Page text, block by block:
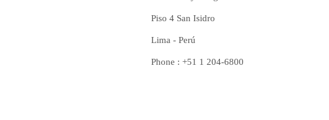
Piso 4 San Isidro
Lima - Perú
Phone : +51 1 204-6800